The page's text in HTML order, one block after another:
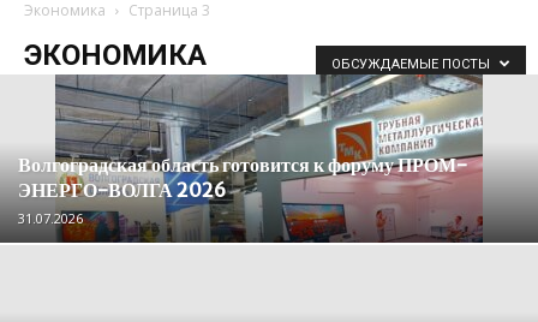
Экономика Страница 3
ЭКОНОМИКА ОБСУЖДАЕМЫЕ ПОСТЫ
Волгоградская область готовится к форуму ПРОМ-
ЭНЕРГО-ВОЛГА 2026
31.07.2026